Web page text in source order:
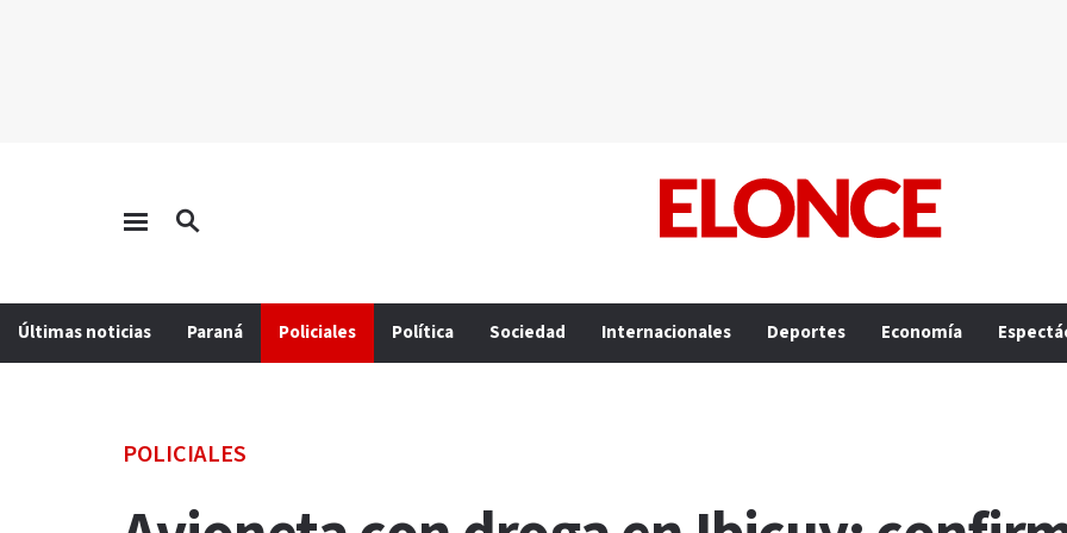
Últimas noticias Paraná Policiales Política Sociedad Internacionales Deportes Economía
POLICIALES